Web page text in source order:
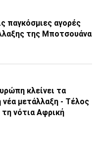
παγκόσμιες αγορές
της Μποτσουάνα
κλείνει τα
νέα μετάλλαξη - Τέλος
νότια Αφρική